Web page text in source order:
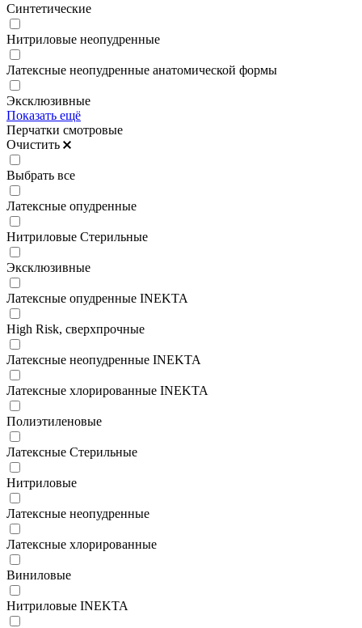
Синтетические
Нитриловые неопудренные
Латексные неопудренные анатомической формы
Эксклюзивные
Показать ещё
Перчатки смотровые
Очистить
Выбрать все
Латексные опудренные
Нитриловые Стерильные
Эксклюзивные
Латексные опудренные INEKTA
High Risk, сверхпрочные
Латексные неопудренные INEKTA
Латексные хлорированные INEKTA
Полиэтиленовые
Латексные Стерильные
Нитриловые
Латексные неопудренные
Латексные хлорированные
Виниловые
Нитриловые INEKTA